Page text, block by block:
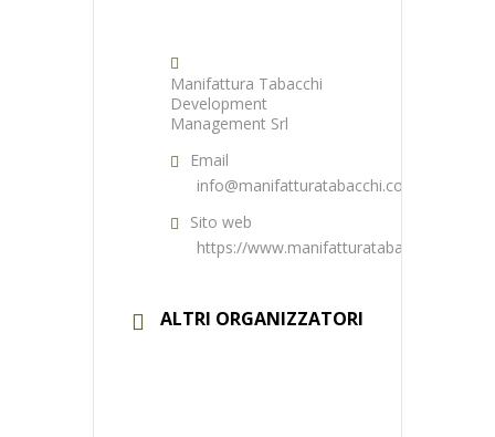
Manifattura Tabacchi
Development
Management Srl
Email
info@manifatturatabacchi.com
Sito web
https://www.manifatturatabacchi.com/
ALTRI ORGANIZZATORI